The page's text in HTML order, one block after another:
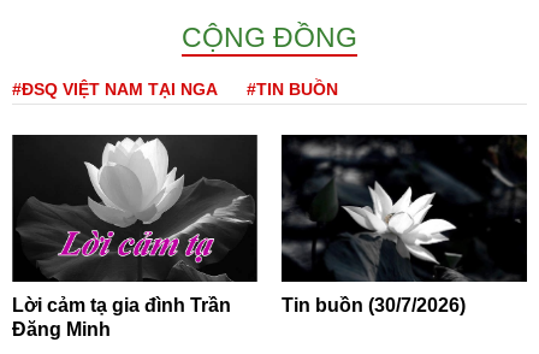
CỘNG ĐỒNG
#ĐSQ VIỆT NAM TẠI NGA #TIN BUỒN
Lời cảm tạ gia đình Trần
Đăng Minh
Tin buồn (30/7/2026)